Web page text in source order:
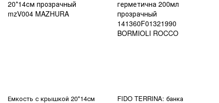
Емкость с крышкой 20*14см
FIDO TERRINA: банка